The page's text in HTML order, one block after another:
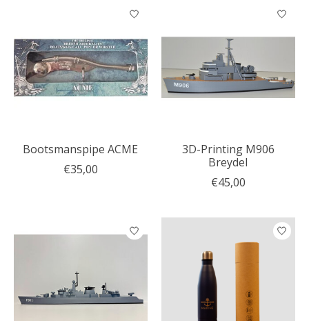
Bootsmanspipe ACME
€35,00
3D-Printing M906
Breydel
€45,00